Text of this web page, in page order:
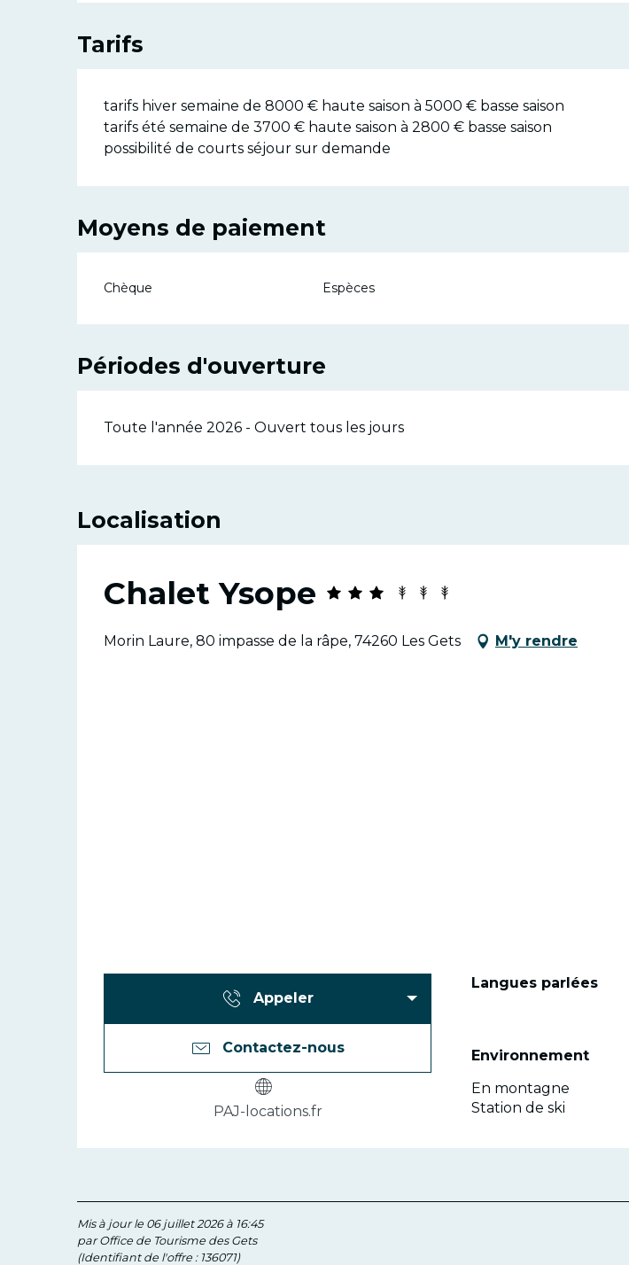
Tarifs
tarifs hiver semaine de 8000 € haute saison à 5000 € basse saison
tarifs été semaine de 3700 € haute saison à 2800 € basse saison
possibilité de courts séjour sur demande
Moyens de paiement
Chèque Espèces
Périodes d'ouverture
Toute l'année 2026 - Ouvert tous les jours
Localisation
Chalet Ysope
Morin Laure, 80 impasse de la râpe, 74260 Les Gets M'y rendre
Appeler
Contactez-nous
PAJ-locations.fr
Langues parlées
Langues parlées
Environnement
Environnement
En montagne
Station de ski
Mis à jour le 06 juillet 2026 à 16:45
par Office de Tourisme des Gets
(Identifiant de l'offre : 136071)